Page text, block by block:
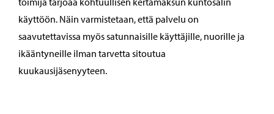
käyttöön. Näin varmistetaan, että palvelu on
saavutettavissa myös satunnaisille käyttäjille, nuorille ja
ikääntyneille ilman tarvetta sitoutua
kuukausijäsenyyteen.